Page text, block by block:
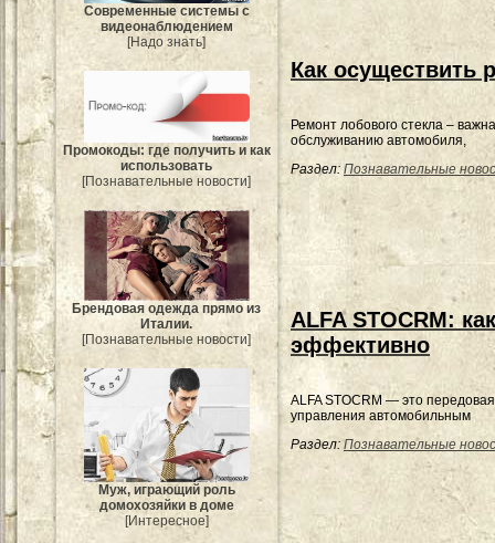
Современные системы с
видеонаблюдением
[Надо знать]
Промокоды: где получить и как
использовать
[Познавательные новости]
Брендовая одежда прямо из
Италии.
[Познавательные новости]
Муж, играющий роль
домохозяйки в доме
[Интересное]
Как осуществить
Ремонт лобового стекла –
обслуживанию автомобиля,
Раздел: Познавательные
ALFA STOCRM:
эффективно
ALFA STOCRM — это
управления автомобильным
Раздел: Познавательные